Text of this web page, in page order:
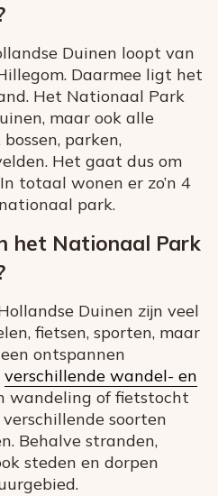
Duinen loopt van
Daarmee ligt het
Het Nationaal Park
maar ook alle
parken,
Het gaat dus om
totaal wonen er zo’n 4
park.
het Nationaal Park
Duinen zijn veel
fietsen, sporten, maar
ontspannen
verschillende wandel- en
wandeling of fietstocht
soorten
Behalve stranden,
steden en dorpen